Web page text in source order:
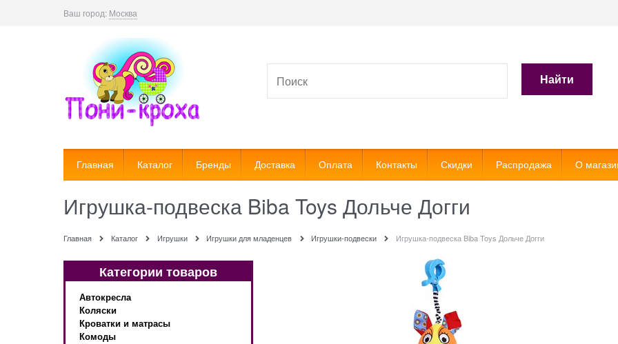
Ваш город: Москва
Найти
Главная Каталог Бренды Доставка Оплата Контакты Скидки Распродажа О
Игрушка-подвеска Biba Toys Дольче Догги
Главная Каталог Игрушки Игрушки для младенцев Игрушки-подвески Игрушка-подвеска Biba Toys Дольче Догги
Категории товаров
Автокресла
Коляски
Кроватки и матрасы
Комоды